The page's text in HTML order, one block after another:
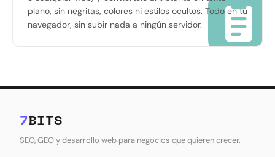
plano, sin negritas, colores ni estilos ocultos. Todo en tu
navegador, sin subir nada a ningún servidor.
7BITS
SEO, GEO y desarrollo web para negocios que quieren crecer.